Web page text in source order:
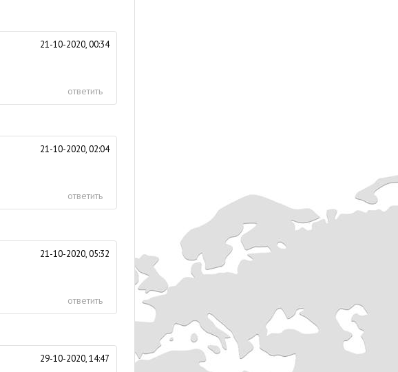
21-10-2020, 00:34
ответить
21-10-2020, 02:04
ответить
21-10-2020, 05:32
ответить
29-10-2020, 14:47